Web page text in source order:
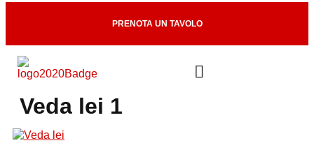
PRENOTA UN TAVOLO
Veda lei 1